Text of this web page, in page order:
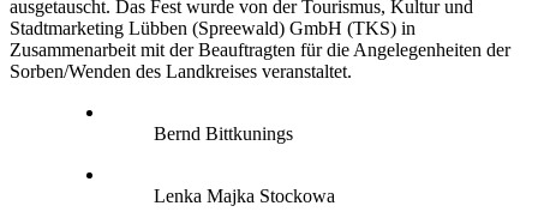
ausgetauscht. Das Fest wurde von der Tourismus, Kultur und
Stadtmarketing Lübben (Spreewald) GmbH (TKS) in
Zusammenarbeit mit der Beauftragten für die Angelegenheiten der
Sorben/Wenden des Landkreises veranstaltet.
Bernd Bittkunings
Lenka Majka Stockowa